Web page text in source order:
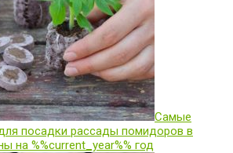
Самые
посадки рассады помидоров в
на %%current_year%% год